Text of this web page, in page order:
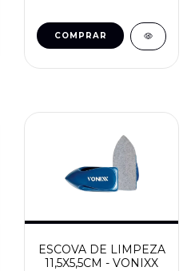
ESCOVA DE LIMPEZA
11,5X5,5CM - VONIXX